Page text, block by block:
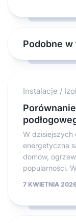
Podobne
Instalacje /
W dzisiejszych
energetyczna
domów,
popularności.
7 KWIETNIA